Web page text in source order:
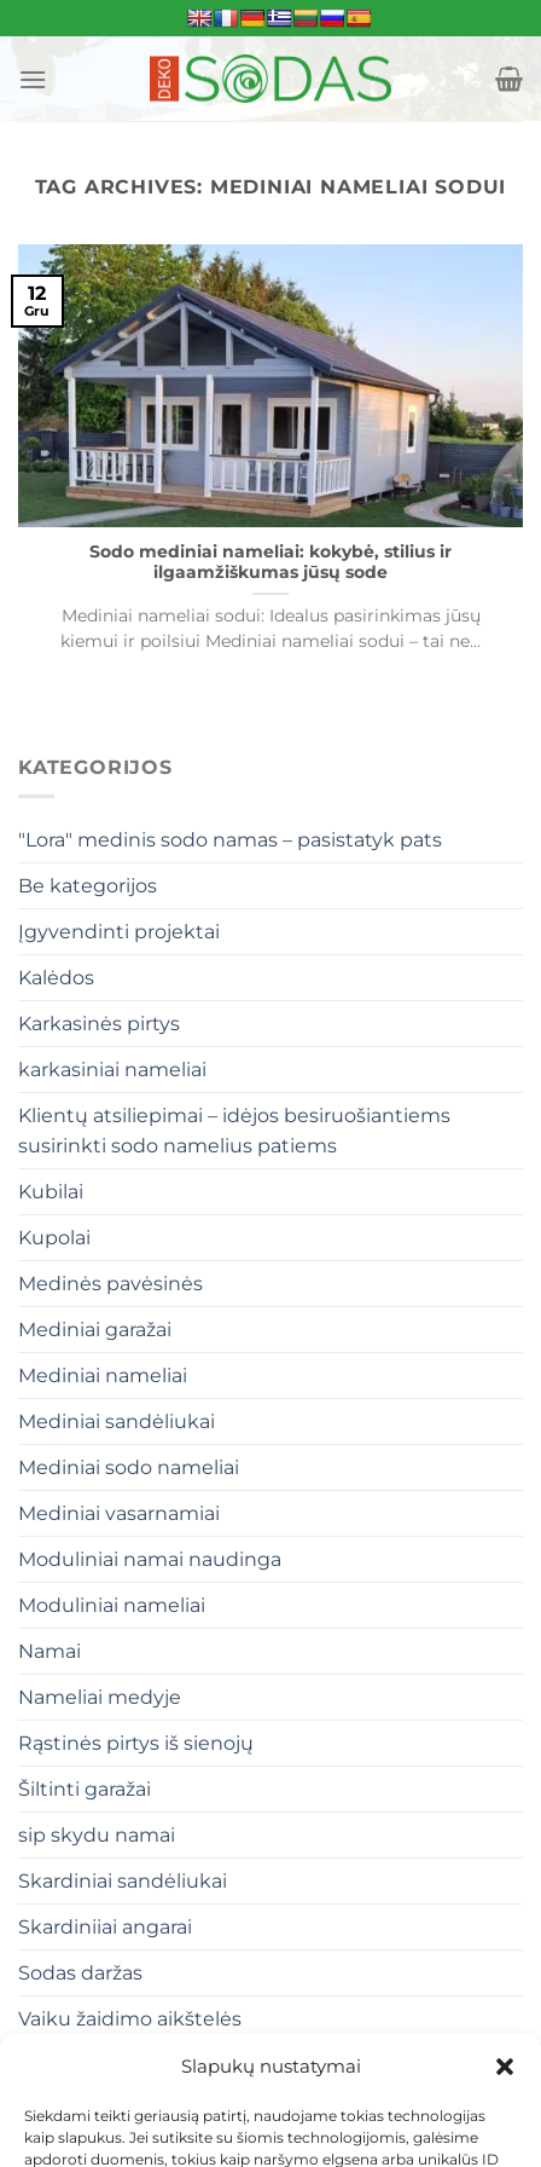
Slapukų nustatymai
Siekdami teikti geriausią patirtį, naudojame tokias technologijas
kaip slapukus. Jei sutiksite su šiomis technologijomis, galėsime
apdoroti duomenis, tokius kaip naršymo elgsena arba unikalūs ID
to
content
TAG ARCHIVES: MEDINIAI NAMELIAI SODUI
Sodo mediniai nameliai: kokybė, stilius ir
ilgaamžiškumas jūsų sode
Mediniai nameliai sodui: Idealus pasirinkimas jūsų
kiemui ir poilsiui Mediniai nameliai sodui – tai ne...
12
Gru
KATEGORIJOS
"Lora" medinis sodo namas – pasistatyk pats
Be kategorijos
Įgyvendinti projektai
Kalėdos
Karkasinės pirtys
karkasiniai nameliai
Klientų atsiliepimai – idėjos besiruošiantiems
susirinkti sodo namelius patiems
Kubilai
Kupolai
Medinės pavėsinės
Mediniai garažai
Mediniai nameliai
Mediniai sandėliukai
Mediniai sodo nameliai
Mediniai vasarnamiai
Moduliniai namai naudinga
Moduliniai nameliai
Namai
Nameliai medyje
Rąstinės pirtys iš sienojų
Šiltinti garažai
sip skydu namai
Skardiniai sandėliukai
Skardiniiai angarai
Sodas daržas
Vaiku žaidimo aikštelės